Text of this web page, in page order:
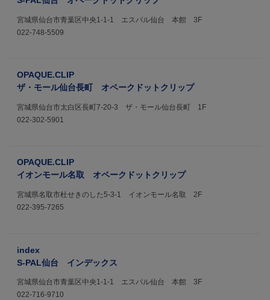
宮城県仙台市青葉区中央1-1-1 エスパル仙台 本館 3F
022-748-5509
OPAQUE.CLIP
ザ・モール仙台長町 オペークドットクリップ
宮城県仙台市太白区長町7-20-3 ザ・モール仙台長町 1F
022-302-5901
OPAQUE.CLIP
イオンモール名取 オペークドットクリップ
宮城県名取市杜せきのした5-3-1 イオンモール名取 2F
022-395-7265
index
S-PAL仙台 インデックス
宮城県仙台市青葉区中央1-1-1 エスパル仙台 本館 3F
022-716-9710